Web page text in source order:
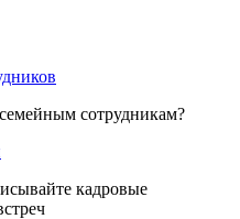
сотрудникам?
кадровые